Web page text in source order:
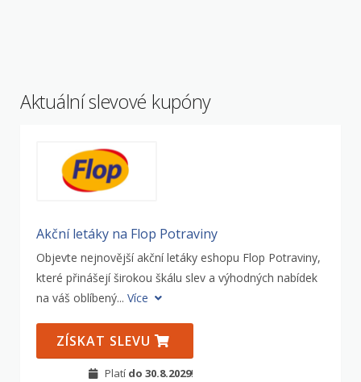
Aktuální slevové kupóny
Akční letáky na Flop Potraviny
Objevte nejnovější akční letáky eshopu Flop Potraviny,
které přinášejí širokou škálu slev a výhodných nabídek
na váš oblíbený... Více
ZÍSKAT SLEVU
Platí do 30.8.2029!